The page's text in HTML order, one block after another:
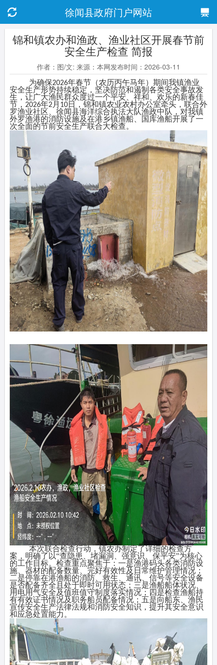
徐闻县政府门户网站
锦和镇农办和渔政、渔业社区开展春节前
安全生产检查 简报
作者：图/文: 来源：本网发布时间：2026-03-11
为确保2026年春节（农历丙午马年）期间我镇渔业
安全生产形势持续稳定，坚决防范和遏制各类安全事故发
生，让广大渔民群众度过一个平安、祥和、欢乐的新春佳
节， 2026年2月 10日，锦和镇农业农村办公室牵头，联合外
罗渔业社区、徐闻县海洋综合执法大队渔政中队，对我镇
外罗渔港的消防设施及在港乡镇渔船、国库渔船开展了一
次全面的节前安全生产联合大检查。
本次联合检查行动，镇农办制定了详细的检查方
案，明确了以“查隐患、堵漏洞、强意识、保平安”为核心
的工作目标。检查重点聚焦于：一是渔港码头各类消防设
施、器材的配备数量、完好有效性及日常维护管理情况；
二是停靠在港渔船的消防、救生、通讯、信号等安全设备
是否配备齐全且处于即时可用状态；三是渔船船体状况、
用电用气安全及值班值守制度落实情况；四是检查渔船持
有有效证书情况及职务船员配备情况；五是向船东、渔民
宣传安全生产法律法规和消防安全知识，提升其安全意识
和应急处置能力。